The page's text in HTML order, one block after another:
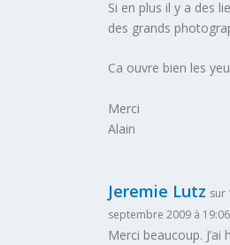
Si en plus il y a des
des grands
Ca ouvre bien les
Merci
Alain
Jeremie Lutz sur
septembre 2009 à 19:06
Merci beaucoup. J’ai